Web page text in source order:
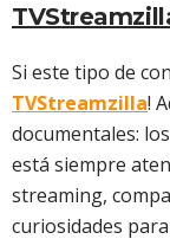
Si este tipo de
TVStreamzilla!
documentales:
está siempre
streaming,
curiosidades